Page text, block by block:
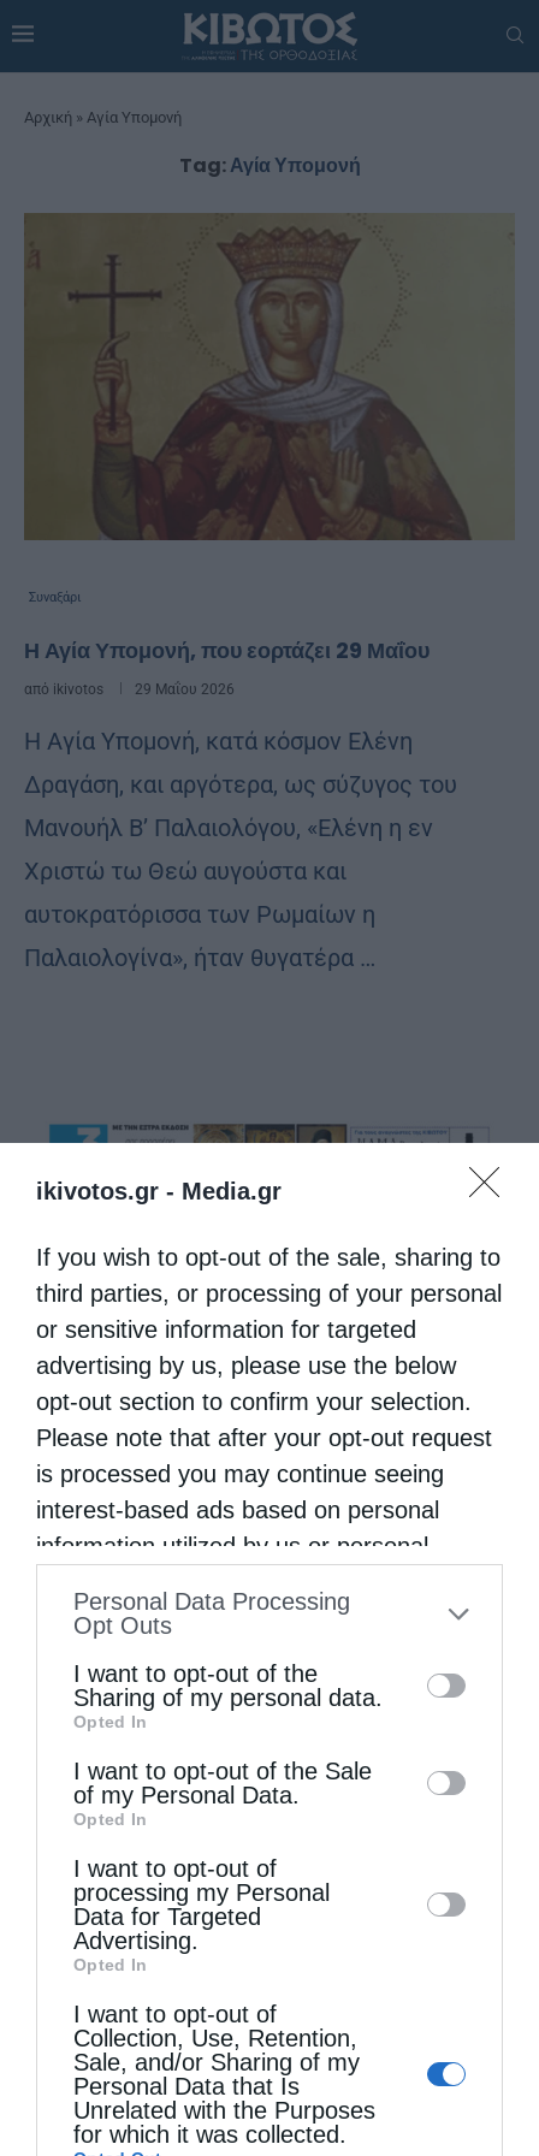
ikivotos.gr - Media.gr
If you wish to opt-out of the sale, sharing to
third parties, or processing of your personal
or sensitive information for targeted
advertising by us, please use the below
opt-out section to confirm your selection.
Please note that after your opt-out request
is processed you may continue seeing
interest-based ads based on personal
information utilized by us or personal
to your opt-out. You may separately opt-out
information by third parties on the IAB’s list
of downstream participants. This
information may also be disclosed by us to
third parties on theIAB’s List of
Downstream Participants
disclose it to other third parties.
Personal Data Processing
Opt Outs
I want to opt-out of the
Sharing of my personal data.
Opted In
I want to opt-out of the Sale
of my Personal Data.
Opted In
I want to opt-out of
processing my Personal
Data for Targeted
Advertising.
Opted In
I want to opt-out of
Collection, Use, Retention,
Sale, and/or Sharing of my
Personal Data that Is
Unrelated with the Purposes
for which it was collected.
Αρχική » Αγία Υπομονή
Tag:Αγία Υπομονή
Συναξάρι
Η Αγία Υπομονή, που εορτάζει 29 Μαΐου
από ikivotos 29 Μαΐου 2026
Η Αγία Υπομονή, κατά κόσμον Ελένη
Δραγάση, και αργότερα, ως σύζυγος του
Μανουήλ Β’ Παλαιολόγου, «Ελένη η εν
Χριστώ τω Θεώ αυγούστα και
αυτοκρατόρισσα των Ρωμαίων η
Παλαιολογίνα», ήταν θυγατέρα …
Τελευταία άρθρα
Η LEROY MERLIN στηρίζει τον Ελληνικό Ερυθρό
Σταυρό με δωρεά επιχειρησιακού εξοπλισμού για
την αντιμετώπιση των καταστροφικών
πυρκαγιών
Η “Κιβωτός της Ορθοδοξίας” σε όλα τα περίπτερα